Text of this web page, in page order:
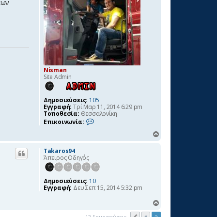
Nisman
Site Admin
Δημοσιεύσεις: 105
Εγγραφή: Τρί Μαρ 11, 2014 6:29 pm
Τοποθεσία: Θεσσαλονίκη
Επικοινωνία:
κ
ν
ω
ν
ί
α
m
Takaros94
Άπειρος Οδηγός
Δημοσιεύσεις: 10
Εγγραφή: Δευ Σεπ 15, 2014 5:32 pm
ο